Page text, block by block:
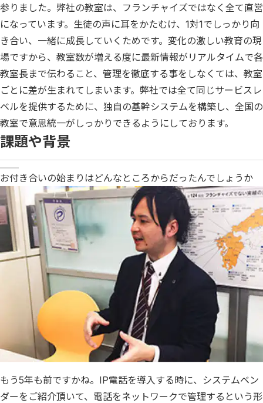
参りました。弊社の教室は、フランチャイズではなく全て直営
になっています。生徒の声に耳をかたむけ、1対1でしっかり向
き合い、一緒に成長していくためです。変化の激しい教育の現
場ですから、教室数が増える度に最新情報がリアルタイムで各
教室長まで伝わること、管理を徹底する事をしなくては、教室
ごとに差が生まれてしまいます。弊社では全て同じサービスレ
ベルを提供するために、独自の基幹システムを構築し、全国の
教室で意思統一がしっかりできるようにしております。
課題や背景
お付き合いの始まりはどんなところからだったんでしょうか
もう5年も前ですかね。IP電話を導入する時に、システムベン
ダーをご紹介頂いて、電話をネットワークで管理するという形